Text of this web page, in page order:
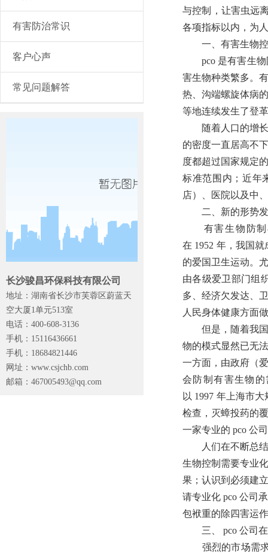
有害防治常识
客户心声
常见问题解答
长沙骏昌环保科技有限公司
地址：湖南省长沙市芙蓉区蔚蓝天
空大厦1单元513室
电话：400-608-3136
手机：15116436661
手机：18684821446
网址：www.csjchb.com
邮箱： 467005493@qq.com
与控制，让害虫远
各项指标以内，为
一、有害生物控
pco 是有害生物防
害生物种类繁多。
热、沟端螺旋体病
等地连续发生了登
随着人口的增长
的密度一直居高不
度都超过国家规定
标准范围内；近年
店）、医院以及中
二、新的形势发
有害生物防制与
在 1952 年，我国
的爱国卫生运动。
由各级爱卫部门组
多、经济欠发达、
人民身体健康方面
但是，随着我国
物的模式显然已无
一方面，由政府（
会防制有害生物
以 1997 年上海市
检查，灭蟑投药的
一家专业的 pco 公
人们在不断总结
生物控制需要专业
果；认识到必须建
请专业化 pco 公司
包袱重的除四害运
三、 pco 公司在
强烈的市场需求